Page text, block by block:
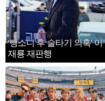
‘뺑소니 후 술타기 의혹’ 이
재룡 재판행